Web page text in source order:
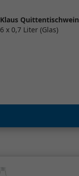
Klaus Quittentischwein
6 x 0,7 Liter (Glas)